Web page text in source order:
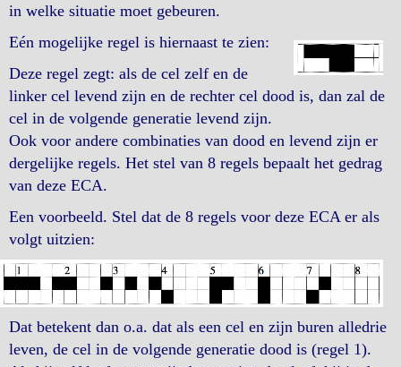
in welke situatie moet gebeuren.
Eén mogelijke regel is hiernaast te zien:
Deze regel zegt: als de cel zelf en de
linker cel levend zijn en de rechter cel dood is, dan zal de
cel in de volgende generatie levend zijn.
Ook voor andere combinaties van dood en levend zijn er
dergelijke regels. Het stel van 8 regels bepaalt het gedrag
van deze ECA.
Een voorbeeld. Stel dat de 8 regels voor deze ECA er als
volgt uitzien:
Dat betekent dan o.a. dat als een cel en zijn buren alledrie
leven, de cel in de volgende generatie dood is (regel 1).